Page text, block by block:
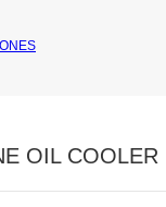
OIL COOLER